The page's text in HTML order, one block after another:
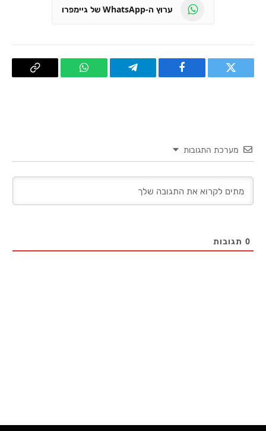
ערוץ ה-WhatsApp של גיימפרו
טוויטר פייסבוק Telegram
WhatsApp העתק
מערכת התגובות
0 תגובות